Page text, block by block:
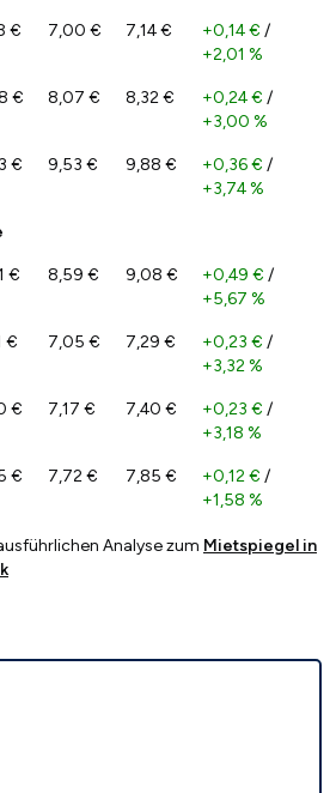
€ 7,00 € 7,14 € +0,14 € /
+2,01 %
€ 8,07 € 8,32 € +0,24 € /
+3,00 %
€ 9,53 € 9,88 € +0,36 € /
+3,74 %
€ 8,59 € 9,08 € +0,49 € /
+5,67 %
€ 7,05 € 7,29 € +0,23 € /
+3,32 %
€ 7,17 € 7,40 € +0,23 € /
+3,18 %
€ 7,72 € 7,85 € +0,12 € /
+1,58 %
Analyse zum Mietspiegel in